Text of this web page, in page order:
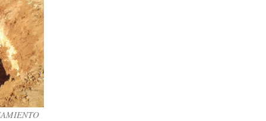
DE